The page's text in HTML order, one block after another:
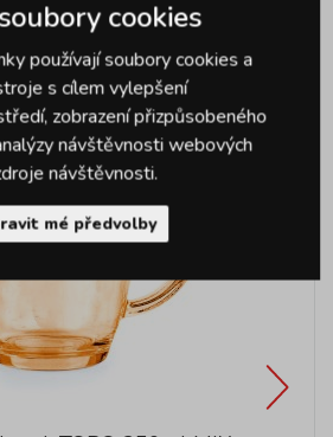
produkty
cookies
používají soubory cookies a
s cílem vylepšení
zobrazení přizpůsobeného
návštěvnosti webových
návštěvnosti.
mé předvolby